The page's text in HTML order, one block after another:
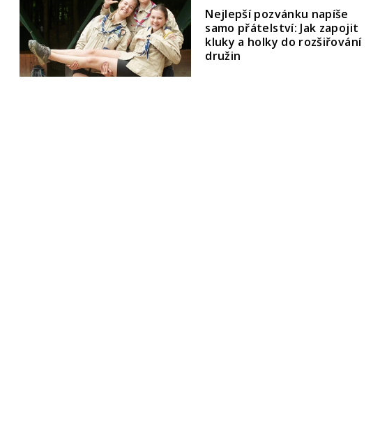
Nejlepší pozvánku napíše
samo přátelství: Jak zapojit
kluky a holky do rozšiřování
družin